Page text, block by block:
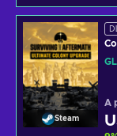
Steam
A